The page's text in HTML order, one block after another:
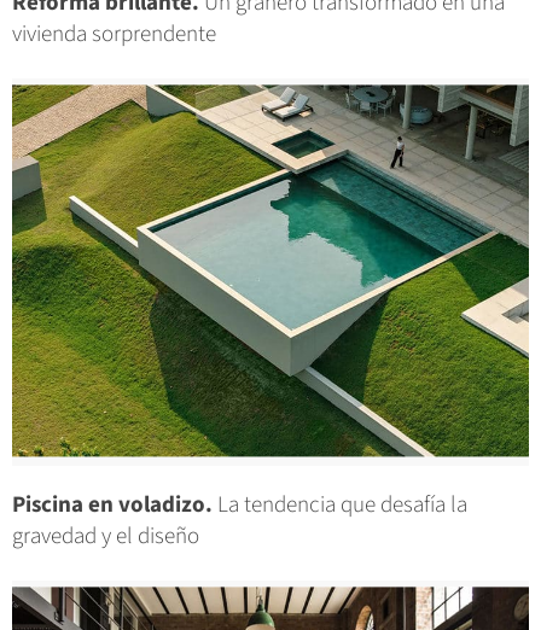
vivienda sorprendente
Piscina en voladizo. La tendencia que desafía la
gravedad y el diseño